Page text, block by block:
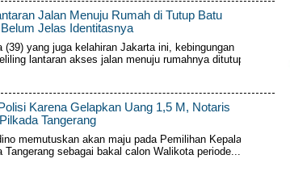
Jalan Menuju Rumah di Tutup Batu
Jelas Identitasnya
(39) yang juga kelahiran Jakarta ini, kebingungan
lantaran akses jalan menuju rumahnya ditutup
Karena Gelapkan Uang 1,5 M, Notaris
Tangerang
memutuskan akan maju pada Pemilihan Kepala
Tangerang sebagai bakal calon Walikota periode...